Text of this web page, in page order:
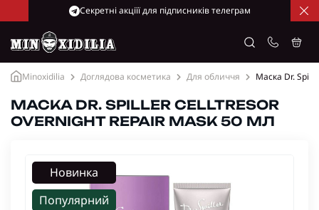
Cекретні акціїї для підписників телеграм
Minoxidilia Доглядова косметика Для обличчя Маска Dr.
МАСКА DR. SPILLER CELLTRESOR
OVERNIGHT REPAIR MASK 50 МЛ
Новинка
Популярний